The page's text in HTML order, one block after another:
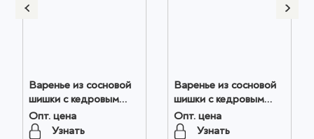
Варенье из сосновой
шишки с кедровым
орехом 240 гр оптом
Опт. цена
Узнать
Варенье из сосновой
шишки с кедровым
орехом 30 гр оптом
Опт. цена
Узнать